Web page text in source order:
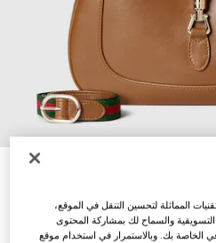
المماثلة لتحسين التنقل في الموقع،
والسماح لك بمشاركة المحتوى
الخاصة بك. وبالاستمرار في استخدام موقع